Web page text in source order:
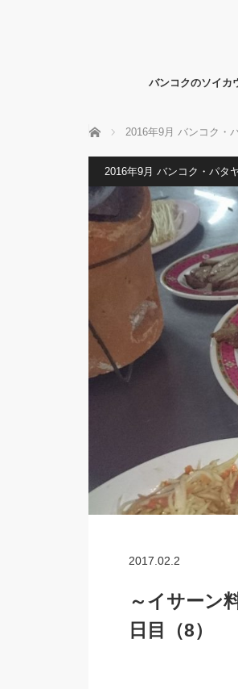
バンコクのソイカ
ホーム 2016年9月 バンコク・
2016年9月 バンコク・パタ
2017.02.2
～イサーン
日目（8）